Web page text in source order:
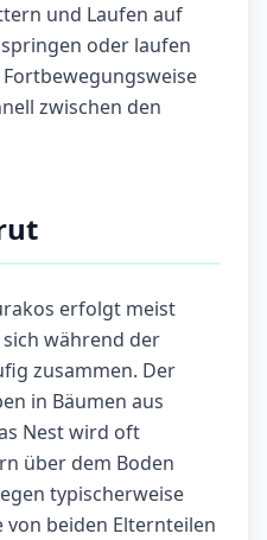
und Laufen auf
oder laufen
zwischen den
erfolgt meist
während der
zusammen. Der
in Bäumen aus
Nest wird oft
über dem Boden
typischerweise
von beiden Elternteilen